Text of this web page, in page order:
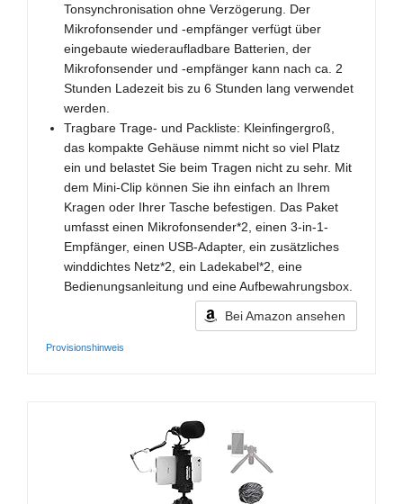
Tonsynchronisation ohne Verzögerung. Der
Mikrofonsender und -empfänger verfügt über
eingebaute wiederaufladbare Batterien, der
Mikrofonsender und -empfänger kann nach ca. 2
Stunden Ladezeit bis zu 6 Stunden lang verwendet
werden.
Tragbare Trage- und Packliste: Kleinfingergroß,
das kompakte Gehäuse nimmt nicht so viel Platz
ein und belastet Sie beim Tragen nicht zu sehr. Mit
dem Mini-Clip können Sie ihn einfach an Ihrem
Kragen oder Ihrer Tasche befestigen. Das Paket
umfasst einen Mikrofonsender*2, einen 3-in-1-
Empfänger, einen USB-Adapter, ein zusätzliches
winddichtes Netz*2, ein Ladekabel*2, eine
Bedienungsanleitung und eine Aufbewahrungsbox.
Bei Amazon ansehen
Provisionshinweis